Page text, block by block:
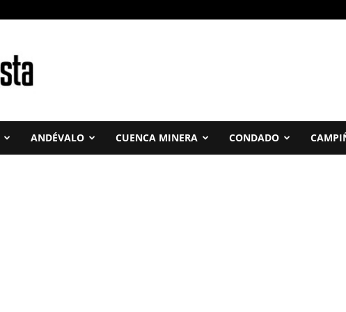
ANDÉVALO CUENCA MINERA CONDADO